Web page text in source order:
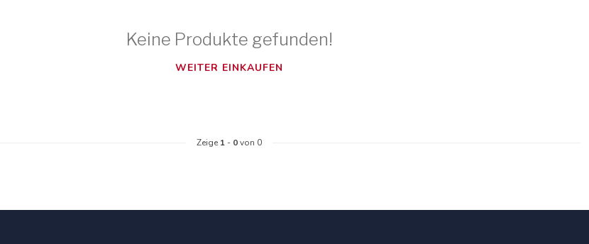
Keine Produkte gefunden!
WEITER EINKAUFEN
Zeige 1 - 0von 0